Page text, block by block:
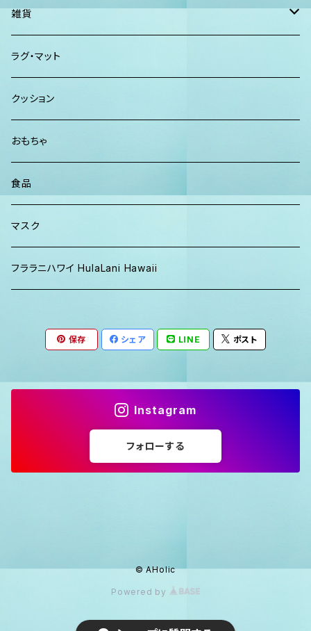
クラッチバッグ
パンツ
パーカー、スウェット
ISLAND BATH & BODY
Maui Mike's
TERRANOVA
ハンドタオル、ハンカチタオル
California Surf Supply
スマーフ
雑貨
ディフューザー
ラグ・マット
クッション
おもちゃ
食品
マスク
フララニハワイ HulaLani Hawaii
保存 シェア LINE ポスト
Instagram
フォローする
© AHolic
Powered by